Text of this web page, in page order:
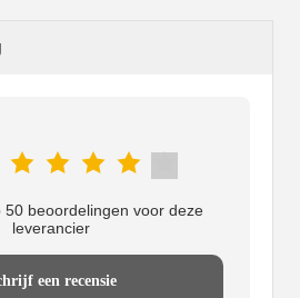
50 beoordelingen voor deze
leverancier
een recensie